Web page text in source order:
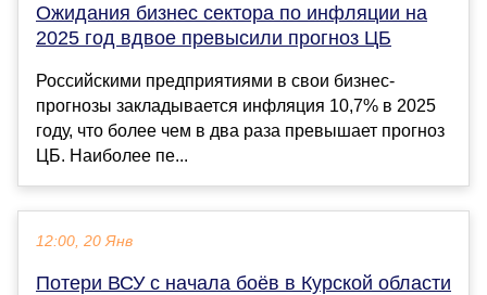
Ожидания бизнес сектора по инфляции на
2025 год вдвое превысили прогноз ЦБ
Российскими предприятиями в свои бизнес-
прогнозы закладывается инфляция 10,7% в 2025
году, что более чем в два раза превышает прогноз
ЦБ. Наиболее пе...
12:00, 20 Янв
Потери ВСУ с начала боёв в Курской области